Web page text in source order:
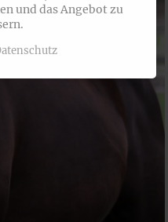
und das Angebot zu